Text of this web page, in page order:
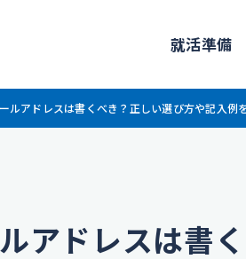
就活準備
ルアドレスは書くべき？正しい選び方や記入例
アドレスは書